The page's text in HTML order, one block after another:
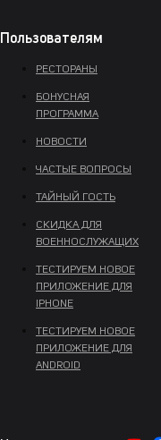
Пользователям
РЕСТОРАНЫ
БОНУСНАЯ
ПРОГРАММА
НОВОСТИ
ЧАСТЫЕ ВОПРОСЫ
ТАЙНЫЙ ГОСТЬ
СКИДКА ДЛЯ
ВОЕННОСЛУЖАЩИХ
ТЕСТИРУЕМ НОВОЕ
ПРИЛОЖЕНИЕ ДЛЯ
IPHONE
ТЕСТИРУЕМ НОВОЕ
ПРИЛОЖЕНИЕ ДЛЯ
ANDROID